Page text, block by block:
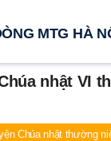
nhật VI
Chúa nhật thường
MTG HÀ